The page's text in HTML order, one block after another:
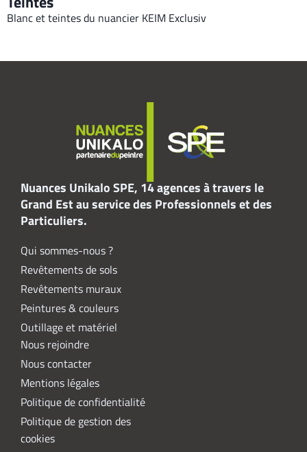
Blanc et teintes du nuancier KEIM Exclusiv
Nuances Unikalo SPE, 14 agences à travers le
Grand Est au service des Professionnels et des
Particuliers.
Qui sommes-nous ?
Revêtements de sols
Revêtements muraux
Peintures & couleurs
Outillage et matériel
Nous rejoindre
Nous contacter
Mentions légales
Politique de confidentialité
Politique de gestion des
cookies